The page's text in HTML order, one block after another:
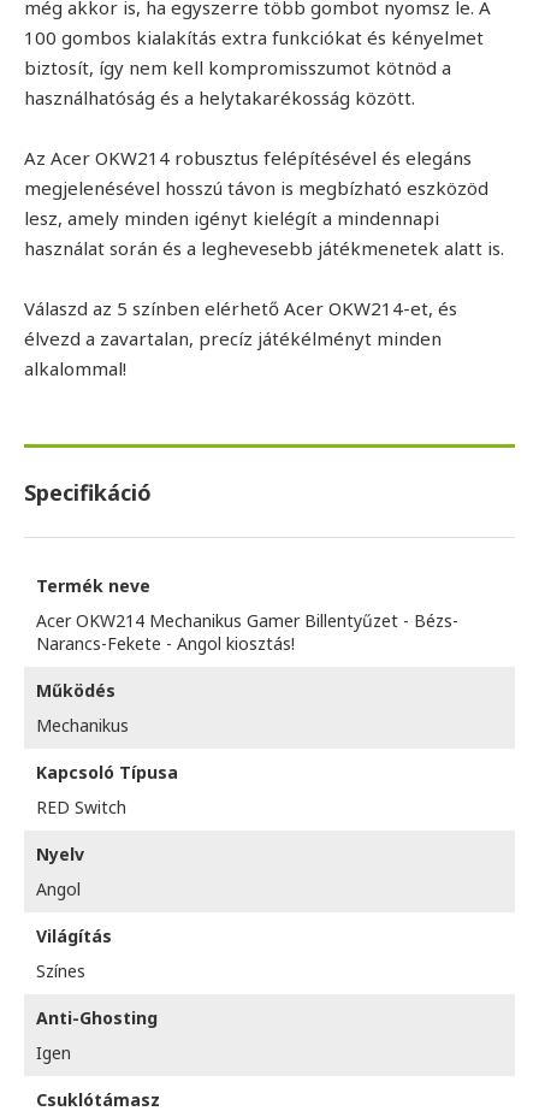
még akkor is, ha egyszerre több gombot nyomsz le. A
100 gombos kialakítás extra funkciókat és kényelmet
biztosít, így nem kell kompromisszumot kötnöd a
használhatóság és a helytakarékosság között.
Az Acer OKW214 robusztus felépítésével és elegáns
megjelenésével hosszú távon is megbízható eszközöd
lesz, amely minden igényt kielégít a mindennapi
használat során és a leghevesebb játékmenetek alatt is.
Válaszd az 5 színben elérhető Acer OKW214-et, és
élvezd a zavartalan, precíz játékélményt minden
alkalommal!
Specifikáció
Termék neve
Acer OKW214 Mechanikus Gamer Billentyűzet - Bézs-
Narancs-Fekete - Angol kiosztás!
Működés
Mechanikus
Kapcsoló Típusa
RED Switch
Nyelv
Angol
Világítás
Színes
Anti-Ghosting
Igen
Csuklótámasz